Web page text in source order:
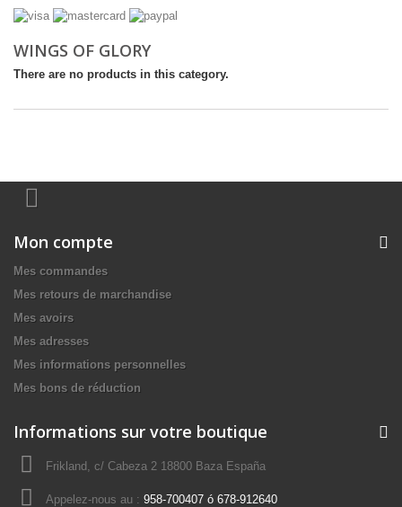
WINGS OF GLORY
There are no products in this category.
Mon compte
Mes commandes
Mes retours de marchandise
Mes avoirs
Mes adresses
Mes informations personnelles
Mes bons de réduction
Informations sur votre boutique
Frikland, c/ Cabeza 2 18800 Baza España
Appelez-nous au : 958-700407 ó 678-912640